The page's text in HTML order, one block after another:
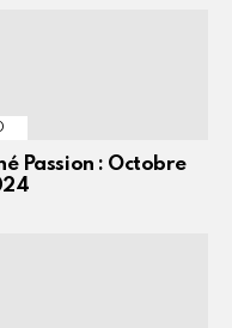
Passion : Octobre